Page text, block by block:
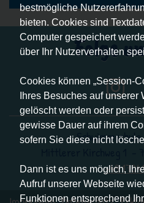
bestmögliche
bieten. Cookies sind
Computer gespeichert
über Ihr Nutzerverhalten
Cookies können „Session-
Ihres Besuches auf unserer
gelöscht werden oder
gewisse Dauer auf ihrem
sofern Sie diese nicht
Dann ist es uns möglich,
Aufruf unserer Webseite
Funktionen entsprechend
Folge
Schwimmschule
+49